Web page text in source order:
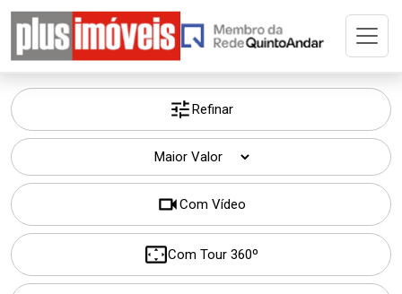
Home
Buscar Imóvel
A Plus
Cadastre seu Imóvel
Adm. de Imóvel
Refinar
Com Vídeo
Com Tour 360º